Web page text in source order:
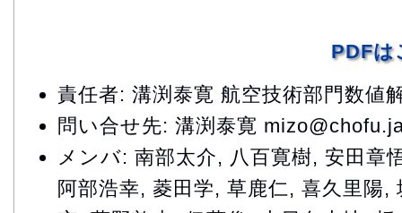
PDFは
責任者: 溝渕泰寛 航空技術部門数値
問い合せ先: 溝渕泰寛
メンバ: 南部太介, 八百寛樹, 安田章
阿部浩幸, 菱田学, 草鹿仁, 喜久里陽,